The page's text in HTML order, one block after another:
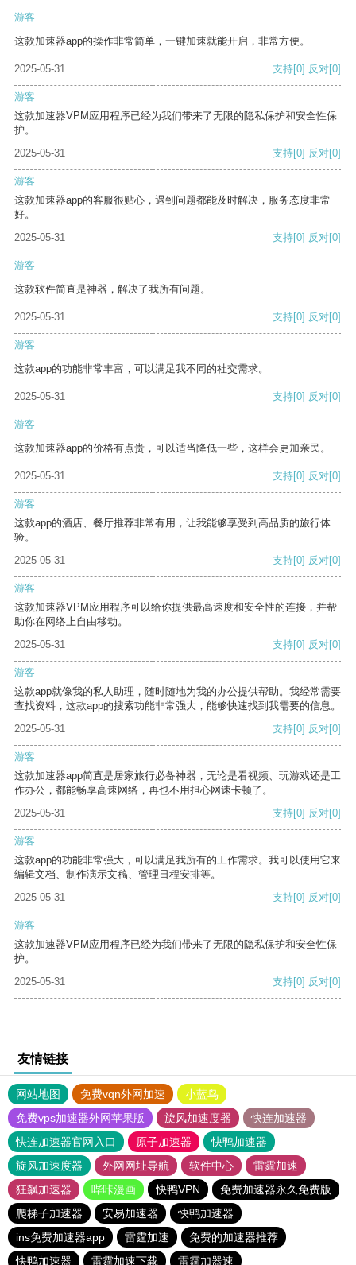
游客
这款加速器app的操作非常简单，一键加速就能开启，非常方便。
2025-05-31 支持[0] 反对[0]
游客
这款加速器VPM应用程序已经为我们带来了无限的隐私保护和安全性保
护。
2025-05-31
支持[0] 反对[0]
游客
这款加速器app的客服很贴心，遇到问题都能及时解决，服务态度非常
好。
2025-05-31
支持[0] 反对[0]
游客
这款软件简直是神器，解决了我所有问题。
2025-05-31 支持[0] 反对[0]
游客
这款app的功能非常丰富，可以满足我不同的社交需求。
2025-05-31 支持[0] 反对[0]
游客
这款加速器app的价格有点贵，可以适当降低一些，这样会更加亲民。
2025-05-31 支持[0] 反对[0]
游客
这款app的酒店、餐厅推荐非常有用，让我能够享受到高品质的旅行体
验。
2025-05-31
支持[0] 反对[0]
游客
这款加速器VPM应用程序可以给你提供最高速度和安全性的连接，并帮
助你在网络上自由移动。
2025-05-31
支持[0] 反对[0]
游客
这款app就像我的私人助理，随时随地为我的办公提供帮助。我经常需要
查找资料，这款app的搜索功能非常强大，能够快速找到我需要的信息。
2025-05-31
支持[0] 反对[0]
游客
这款加速器app简直是居家旅行必备神器，无论是看视频、玩游戏还是工
作办公，都能畅享高速网络，再也不用担心网速卡顿了。
2025-05-31
支持[0] 反对[0]
游客
这款app的功能非常强大，可以满足我所有的工作需求。我可以使用它来
编辑文档、制作演示文稿、管理日程安排等。
2025-05-31
支持[0] 反对[0]
游客
这款加速器VPM应用程序已经为我们带来了无限的隐私保护和安全性保
护。
2025-05-31
支持[0] 反对[0]
友情链接
网站地图 免费vqn外网加速
小蓝鸟
免费vps加速器外网苹果版
旋风加速度器
快连加速器
快连加速器官网入口
原子加速器
快鸭加速器
旋风加速度器
外网网址导航 软件中心
雷霆加速
狂飙加速器
哔咔漫画 快鸭VPN
免费加速器永久免费版
爬梯子加速器
安易加速器
快鸭加速器
ins免费加速器app
雷霆加速
免费的加速器推荐
快鸭加速器
雷霆加速下载 雷霆加器速